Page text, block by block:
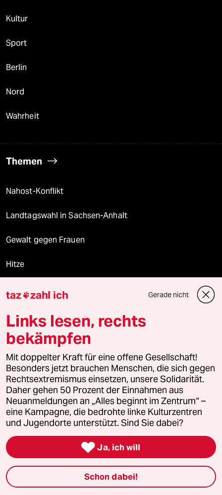
Kultur
Sport
Berlin
Nord
Wahrheit
Themen
Nahost-Konflikt
Landtagswahl in Sachsen-Anhalt
Gewalt gegen Frauen
Hitze
Verlag
Aktuelles
Hausblog
Die Seitenwende
Stellen
Presse
taz zahl ich Gerade nicht
Links lesen, rechts
bekämpfen
Mit doppelter Kraft für eine offene Gesellschaft!
Besonders jetzt brauchen Menschen, die sich gegen
Rechtsextremismus einsetzen, unsere Solidarität.
Daher gehen 50 Prozent der Einnahmen aus
Neuanmeldungen an „Alles beginnt im Zentrum“ –
eine Kampagne, die bedrohte linke Kulturzentren
und Jugendorte unterstützt. Sind Sie dabei?
 Ja, ich will
Schon dabei!